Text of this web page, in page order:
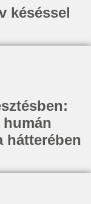
késéssel
hátterében